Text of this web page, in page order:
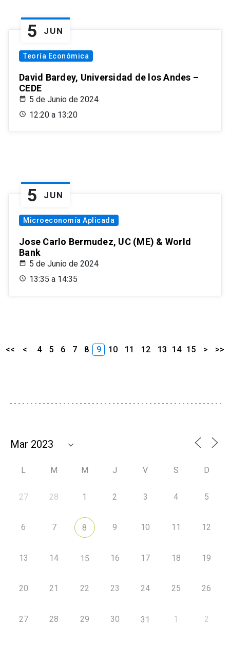
5 JUN
Teoría Económica
David Bardey, Universidad de los Andes –
CEDE
5 de Junio de 2024
12:20 a 13:20
5 JUN
Microeconomía Aplicada
Jose Carlo Bermudez, UC (ME) & World
Bank
5 de Junio de 2024
13:35 a 14:35
<< < 4 5 6 7 8 9 10 11 12 13 14 15 > >>
L M M J V S D
27 28 1 2 3 4 5
6 7 8 9 10 11 12
13 14 15 16 17 18 19
20 21 22 23 24 25 26
27 28 29 30 31 1 2